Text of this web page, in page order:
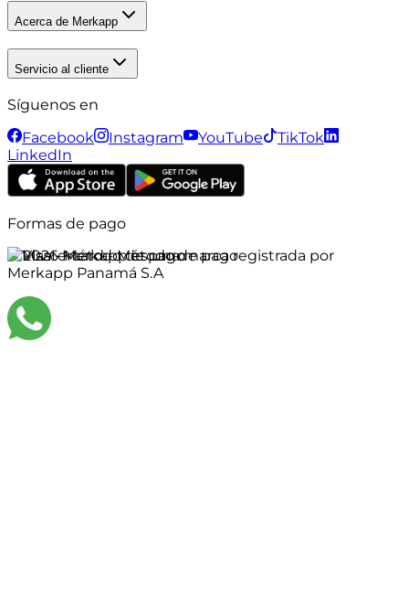
Acerca de Merkapp
Servicio al cliente
Síguenos en
Facebook
Instagram YouTube
TikTok
LinkedIn
Formas de pago
©2026Merkapp es una marca registrada por
Merkapp Panamá S.A